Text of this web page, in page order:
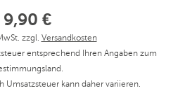
9,90 €
zzgl. Versandkosten
entsprechend Ihren Angaben zum
Umsatzsteuer kann daher variieren.